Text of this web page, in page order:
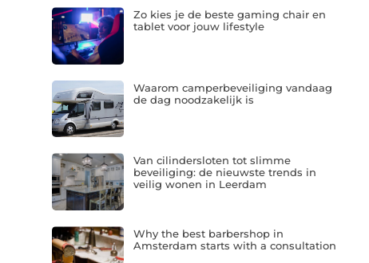
Zo kies je de beste gaming chair en
tablet voor jouw lifestyle
Waarom camperbeveiliging vandaag
de dag noodzakelijk is
Van cilindersloten tot slimme
beveiliging: de nieuwste trends in
veilig wonen in Leerdam
Why the best barbershop in
Amsterdam starts with a consultation